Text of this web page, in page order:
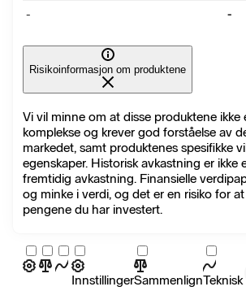
- -
Risikoinformasjon om produktene
Vi vil minne om at disse produktene ikke
komplekse og krever god forståelse av
markedet, samt produktenes spesifikke
egenskaper. Historisk avkastning er ikke
fremtidig avkastning. Finansielle
og minke i verdi, og det er en risiko for
pengene du har investert.
InnstillingerSammenlignTeknisk